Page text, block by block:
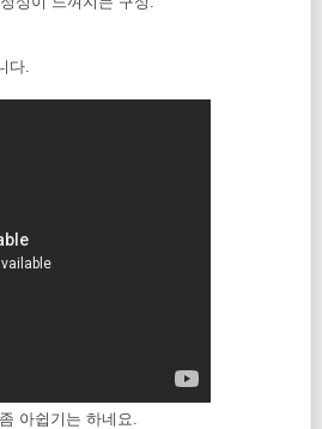
다.
아쉽기는 하네요.